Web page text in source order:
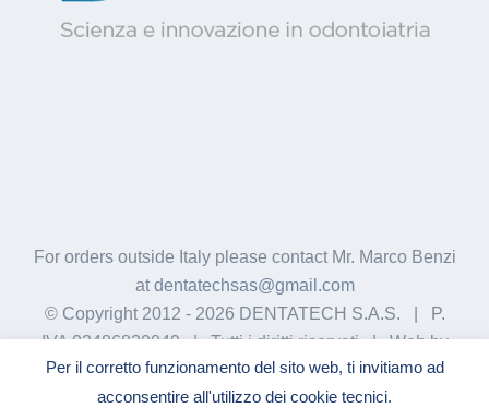
For orders outside Italy please contact Mr. Marco Benzi
at dentatechsas@gmail.com
© Copyright 2012 - 2026 DENTATECH S.A.S. | P.
IVA 03486830049 | Tutti i diritti riservati | Web by
GigiWork
Per il corretto funzionamento del sito web, ti invitiamo ad
acconsentire all'utilizzo dei cookie tecnici.